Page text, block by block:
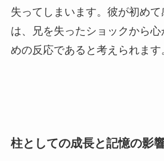
失ってしまいます。彼が初め
は、兄を失ったショックから
めの反応であると考えられます
柱としての成長と記憶の影